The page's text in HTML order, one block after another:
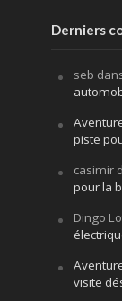
Derniers
seb
piste
casimir
pour la
Dingo
visite